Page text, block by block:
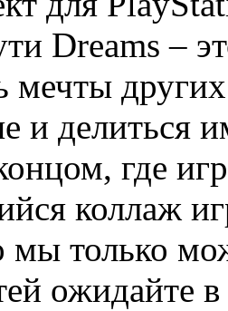
Dreams –
мечты
и делиться
где
коллаж
мы только
ожидайте